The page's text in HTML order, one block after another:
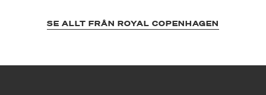
SE ALLT FRÅN ROYAL COPENHAGEN